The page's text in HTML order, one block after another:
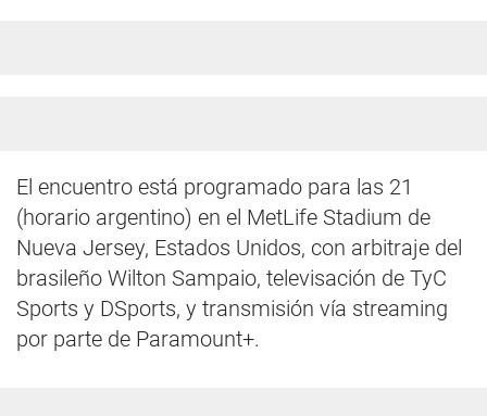
El encuentro está programado para las 21
(horario argentino) en el MetLife Stadium de
Nueva Jersey, Estados Unidos, con arbitraje del
brasileño Wilton Sampaio, televisación de TyC
Sports y DSports, y transmisión vía streaming
por parte de Paramount+.